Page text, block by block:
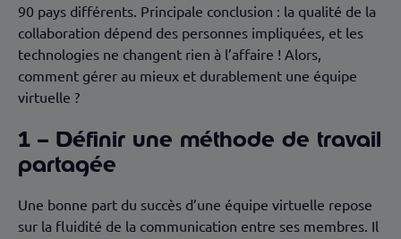
90 pays différents. Principale conclusion : la qualité de la
collaboration dépend des personnes impliquées, et les
technologies ne changent rien à l’affaire ! Alors,
comment gérer au mieux et durablement une équipe
virtuelle ?
1 – Définir une méthode de travail
partagée
Une bonne part du succès d’une équipe virtuelle repose
sur la fluidité de la communication entre ses membres. Il